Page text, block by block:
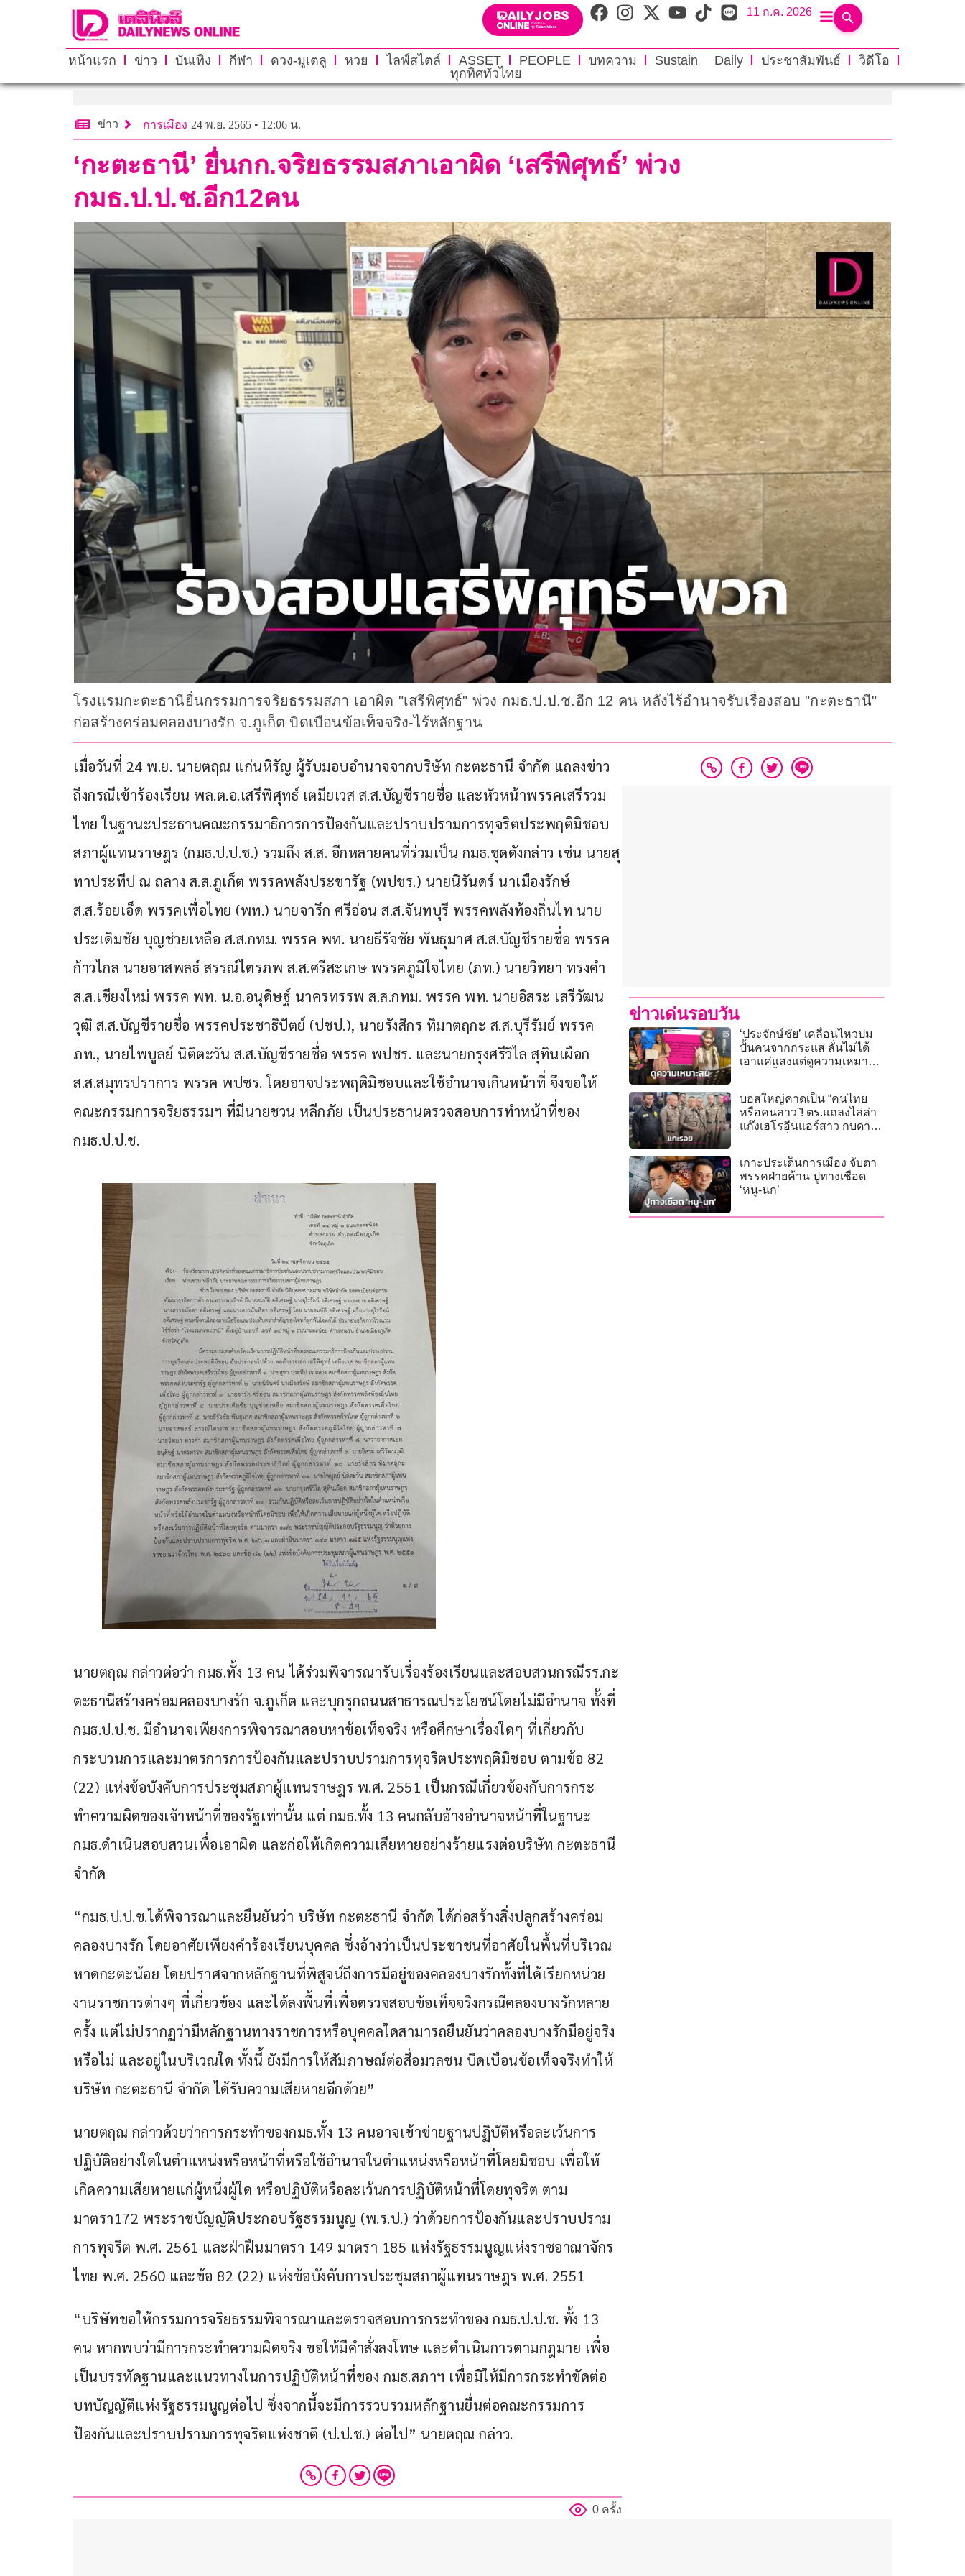
11 ก.ค. 2026
หน้าแรก ข่าว บันเทิง กีฬา ดวง-มูเตลู หวย ไลฟ์สไตล์ ASSET PEOPLE บทความ Sustain Daily ประชาสัมพันธ์
วิดีโอ
ทุกทิศทั่วไทย
ข่าว การเมือง 24 พ.ย. 2565 • 12:06 น.
‘กะตะธานี’ ยื่นกก.จริยธรรมสภาเอาผิด ‘เสรีพิศุทธ์’ พ่วง
กมธ.ป.ป.ช.อีก12คน
โรงแรมกะตะธานียื่นกรรมการจริยธรรมสภา เอาผิด "เสรีพิศุทธ์" พ่วง กมธ.ป.ป.ช.อีก 12 คน หลังไร้อำนาจรับเรื่องสอบ "กะตะธานี"
ก่อสร้างคร่อมคลองบางรัก จ.ภูเก็ต บิดเบือนข้อเท็จจริง-ไร้หลักฐาน
เมื่อวันที่ 24 พ.ย. นายตฤณ แก่นหิรัญ ผู้รับมอบอำนาจจากบริษัท กะตะธานี จำกัด แถลงข่าว
ถึงกรณีเข้าร้องเรียน พล.ต.อ.เสรีพิศุทธ์ เตมียเวส ส.ส.บัญชีรายชื่อ และหัวหน้าพรรคเสรีรวม
ไทย ในฐานะประธานคณะกรรมาธิการการป้องกันและปราบปรามการทุจริตประพฤติมิชอบ
สภาผู้แทนราษฎร (กมธ.ป.ป.ช.) รวมถึง ส.ส. อีกหลายคนที่ร่วมเป็น กมธ.ชุดดังกล่าว เช่น นายสุ
ทาประทีป ณ ถลาง ส.ส.ภูเก็ต พรรคพลังประชารัฐ (พปชร.) นายนิรันดร์ นาเมืองรักษ์
ส.ส.ร้อยเอ็ด พรรคเพื่อไทย (พท.) นายจารึก ศรีอ่อน ส.ส.จันทบุรี พรรคพลังท้องถิ่นไท นาย
ประเดิมชัย บุญช่วยเหลือ ส.ส.กทม. พรรค พท. นายธีรัจชัย พันธุมาศ ส.ส.บัญชีรายชื่อ พรรค
ก้าวไกล นายอาสพลธ์ สรรณ์ไตรภพ ส.ส.ศรีสะเกษ พรรคภูมิใจไทย (ภท.) นายวิทยา ทรงคำ
ส.ส.เชียงใหม่ พรรค พท. น.อ.อนุดิษฐ์ นาครทรรพ ส.ส.กทม. พรรค พท. นายอิสระ เสรีวัฒน
วุฒิ ส.ส.บัญชีรายชื่อ พรรคประชาธิปัตย์ (ปชป.), นายรังสิกร ทิมาตฤกะ ส.ส.บุรีรัมย์ พรรค
ภท., นายไพบูลย์ นิติตะวัน ส.ส.บัญชีรายชื่อ พรรค พปชร. และนายกรุงศรีวิไล สุทินเผือก
ส.ส.สมุทรปราการ พรรค พปชร. โดยอาจประพฤติมิชอบและใช้อำนาจเกินหน้าที่ จึงขอให้
คณะกรรมการจริยธรรมฯ ที่มีนายชวน หลีกภัย เป็นประธานตรวจสอบการทำหน้าที่ของ
กมธ.ป.ป.ช.
นายตฤณ กล่าวต่อว่า กมธ.ทั้ง 13 คน ได้ร่วมพิจารณารับเรื่องร้องเรียนและสอบสวนกรณีรร.กะ
ตะธานีสร้างคร่อมคลองบางรัก จ.ภูเก็ต และบุกรุกถนนสาธารณประโยชน์โดยไม่มีอำนาจ ทั้งที่
กมธ.ป.ป.ช. มีอำนาจเพียงการพิจารณาสอบหาข้อเท็จจริง หรือศึกษาเรื่องใดๆ ที่เกี่ยวกับ
กระบวนการและมาตรการการป้องกันและปราบปรามการทุจริตประพฤติมิชอบ ตามข้อ 82
(22) แห่งข้อบังคับการประชุมสภาผู้แทนราษฎร พ.ศ. 2551 เป็นกรณีเกี่ยวข้องกับการกระ
ทำความผิดของเจ้าหน้าที่ของรัฐเท่านั้น แต่ กมธ.ทั้ง 13 คนกลับอ้างอำนาจหน้าที่ในฐานะ
กมธ.ดำเนินสอบสวนเพื่อเอาผิด และก่อให้เกิดความเสียหายอย่างร้ายแรงต่อบริษัท กะตะธานี
จำกัด
“กมธ.ป.ป.ช.ได้พิจารณาและยืนยันว่า บริษัท กะตะธานี จำกัด ได้ก่อสร้างสิ่งปลูกสร้างคร่อม
คลองบางรัก โดยอาศัยเพียงคำร้องเรียนบุคคล ซึ่งอ้างว่าเป็นประชาชนที่อาศัยในพื้นที่บริเวณ
หาดกะตะน้อย โดยปราศจากหลักฐานที่พิสูจน์ถึงการมีอยู่ของคลองบางรักทั้งที่ได้เรียกหน่วย
งานราชการต่างๆ ที่เกี่ยวข้อง และได้ลงพื้นที่เพื่อตรวจสอบข้อเท็จจริงกรณีคลองบางรักหลาย
ครั้ง แต่ไม่ปรากฏว่ามีหลักฐานทางราชการหรือบุคคลใดสามารถยืนยันว่าคลองบางรักมีอยู่จริง
หรือไม่ และอยู่ในบริเวณใด ทั้งนี้ ยังมีการให้สัมภาษณ์ต่อสื่อมวลชน บิดเบือนข้อเท็จจริงทำให้
บริษัท กะตะธานี จำกัด ได้รับความเสียหายอีกด้วย”
นายตฤณ กล่าวด้วยว่าการกระทำของกมธ.ทั้ง 13 คนอาจเข้าข่ายฐานปฏิบัติหรือละเว้นการ
ปฏิบัติอย่างใดในตำแหน่งหรือหน้าที่หรือใช้อำนาจในตำแหน่งหรือหน้าที่โดยมิชอบ เพื่อให้
เกิดความเสียหายแก่ผู้หนึ่งผู้ใด หรือปฏิบัติหรือละเว้นการปฏิบัติหน้าที่โดยทุจริต ตาม
มาตรา172 พระราชบัญญัติประกอบรัฐธรรมนูญ (พ.ร.ป.) ว่าด้วยการป้องกันและปราบปราม
การทุจริต พ.ศ. 2561 และฝ่าฝืนมาตรา 149 มาตรา 185 แห่งรัฐธรรมนูญแห่งราชอาณาจักร
ไทย พ.ศ. 2560 และข้อ 82 (22) แห่งข้อบังคับการประชุมสภาผู้แทนราษฎร พ.ศ. 2551
“บริษัทขอให้กรรมการจริยธรรมพิจารณาและตรวจสอบการกระทำของ กมธ.ป.ป.ช. ทั้ง 13
คน หากพบว่ามีการกระทำความผิดจริง ขอให้มีคำสั่งลงโทษ และดำเนินการตามกฎมาย เพื่อ
เป็นบรรทัดฐานและแนวทางในการปฏิบัติหน้าที่ของ กมธ.สภาฯ เพื่อมิให้มีการกระทำขัดต่อ
บทบัญญัติแห่งรัฐธรรมนูญต่อไป ซึ่งจากนี้จะมีการรวบรวมหลักฐานยื่นต่อคณะกรรมการ
ป้องกันและปราบปรามการทุจริตแห่งชาติ (ป.ป.ช.) ต่อไป” นายตฤณ กล่าว.
0 ครั้ง
ข่าวเด่นรอบวัน
‘ประจักษ์ชัย’ เคลื่อนไหวปม
ปั้นคนจากกระแส ลั่นไม่ได้
เอาแค่แสงแต่ดูความเหมาะ
บอสใหญ่คาดเป็น “คนไทย
หรือคนลาว”! ตร.แถลงไล่ล่า
แก๊งเฮโรอีนแอร์สาว กบดาน
เกาะประเด็นการเมือง จับตา
พรรคฝ่ายค้าน ปูทางเชือด
‘หนู-นก’